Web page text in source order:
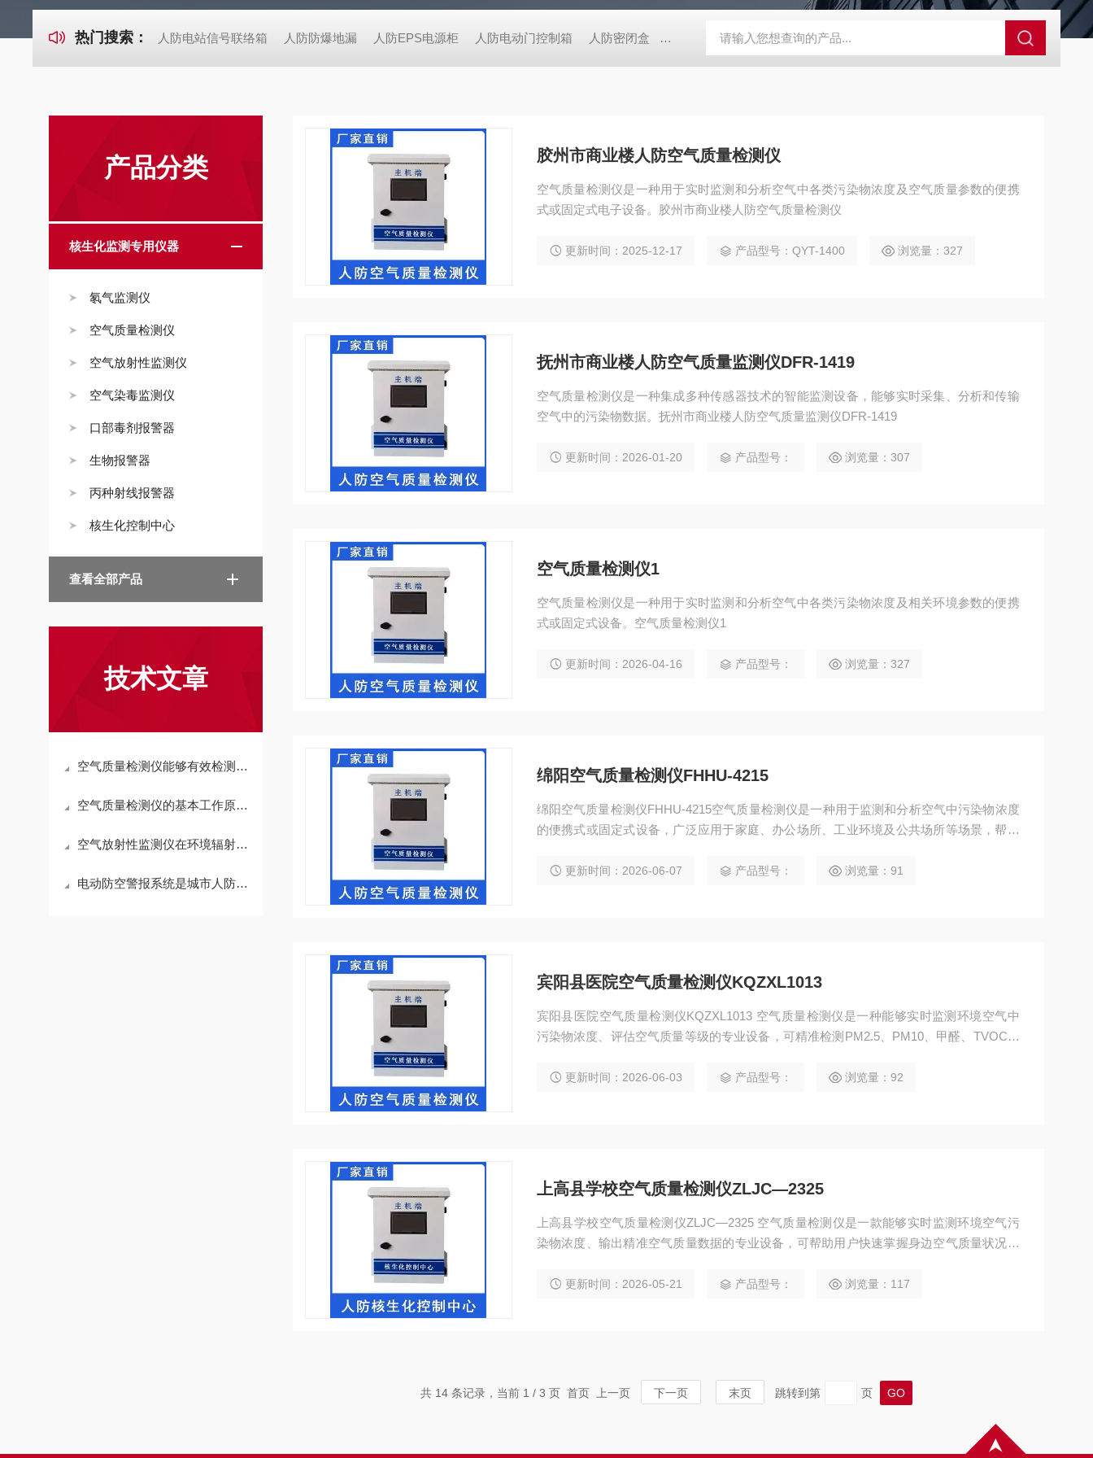
热门搜索： 人防电站信号联络箱 人防防爆地漏 人防EPS电源柜 人防电动门控制箱 人防密闭盒 一氧化碳监控系统 人防通讯设备系统 人防呼叫按钮
产品分类
核生化监测专用仪器
氡气监测仪
空气质量检测仪
空气放射性监测仪
空气染毒监测仪
口部毒剂报警器
生物报警器
丙种射线报警器
核生化控制中心
查看全部产品
技术文章
空气质量检测仪能够有效检测出微小的空气污染物
空气质量检测仪的基本工作原理解析
空气放射性监测仪在环境辐射监测中的应用
电动防空警报系统是城市人防工程中的重要组成部分
胶州市商业楼人防空气质量检测仪
空气质量检测仪是一种用于实时监测和分析空气中各类污染物浓度及空气质量参数的便携
式或固定式电子设备。胶州市商业楼人防空气质量检测仪
更新时间：2025-12-17 产品型号：QYT-1400 浏览量：327
抚州市商业楼人防空气质量监测仪DFR-1419
空气质量检测仪是一种集成多种传感器技术的智能监测设备，能够实时采集、分析和传输
空气中的污染物数据。抚州市商业楼人防空气质量监测仪DFR-1419
更新时间：2026-01-20 产品型号： 浏览量：307
空气质量检测仪1
空气质量检测仪是一种用于实时监测和分析空气中各类污染物浓度及相关环境参数的便携
式或固定式设备。空气质量检测仪1
更新时间：2026-04-16 产品型号： 浏览量：327
绵阳空气质量检测仪FHHU-4215
绵阳空气质量检测仪FHHU-4215空气质量检测仪是一种用于监测和分析空气中污染物浓度
的便携式或固定式设备，广泛应用于家庭、办公场所、工业环境及公共场所等场景，帮助
更新时间：2026-06-07 产品型号： 浏览量：91
宾阳县医院空气质量检测仪KQZXL1013
宾阳县医院空气质量检测仪KQZXL1013 空气质量检测仪是一种能够实时监测环境空气中
污染物浓度、评估空气质量等级的专业设备，可精准检测PM2.5、PM10、甲醛、TVOC、
况，为改善室内外空气环境提供数据支撑。
更新时间：2026-06-03 产品型号： 浏览量：92
上高县学校空气质量检测仪ZLJC—2325
上高县学校空气质量检测仪ZLJC—2325 空气质量检测仪是一款能够实时监测环境空气污
染物浓度、输出精准空气质量数据的专业设备，可帮助用户快速掌握身边空气质量状况，
区、公共空间、户外环境等多个场景，能够检测PM2.5、PM10、甲醛、TVOC、二氧化
更新时间：2026-05-21 产品型号： 浏览量：117
共 14 条记录，当前 1 / 3 页 首页 上一页 下一页 末页 跳转到第 页